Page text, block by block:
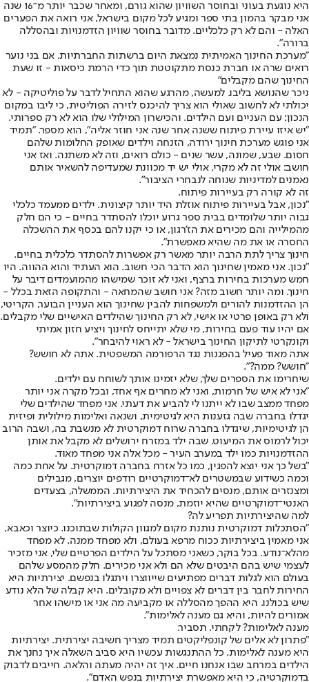
היא נוגעת בעוני ובחוסר השוויון שהוא גורם, ומאחר שכבר יותר מ־16 שנה
אני מבקר בהמון בתי ספר ומגיע לכל מקום בישראל, אני רואה את הפערים
האלה - והם לא רק כלכליים. מדובר בחוסר שוויון הזדמנויות ובהסללה
ברורה".
"מערכת החינוך האמיתית נמצאת היום ברשתות החברתיות. אם בני נוער
רואים שרה או חברת כנסת מתקוטטת תוך כדי הרמת כיסאות - זו שעת
החינוך שהם מקבלים"
ניכר שהנושא בליבו. למעשה, מהרגע שהוא התחיל לדבר על פוליטיקה - לא
יכולתי לא לחשוב שאולי הוא צריך להיכנס לזירה הפוליטית, כי ליבו במקום
הנכון: עם העניים ועם הילדים. והכישרון המילולי שלו הוא לא רק ספרותי.
"יש איזו עיירת פיתוח ששנה אחר שנה אני חוזר אליה", הוא מספר. "תמיד
אני פוגש מערכת חינוך ירודה, הזנחה וילדים שאופק החלומות שלהם
חסום. שבע, שמונה, עשר שנים - כולם רואים, וזה לא משתנה. ואז אני
חושב: אולי זה לא מקרי, אולי יש יד מכוונת שמעדיפה להשאיר אותם
נאמנים למדיניות שנוחה לנבחרי הציבור".
זה לא קורה רק בעיירות פיתוח.
"נכון, אבל בעיירות פיתוח אוזלת היד יותר קיצונית. ילדים ממעמד כלכלי
גבוה יותר שלומדים בבית ספר גרוע יוכלו להסתדר בחיים - כי הם חלק
מהמילייה והם מכירים את הז'רגון, או כי יקנו להם בכסף את ההשכלה
החסרה או את מה שהיא מאפשרת".
חינוך צריך לתת הרבה יותר מאשר רק אפשרות להסתדר כלכלית בחיים.
"נכון. אני מאמין שחינוך הוא הדבר הכי חשוב. הוא העתיד והוא ההווה. היו
חמש מערכות בחירות ברצף, ואני לא זוכר שמישהו מהמועמדים דיבר על
חינוך. ומה יותר חשוב מזה? אני חושב שהמחאה - והתקופה הזאת בכלל -
הן ההזדמנות להורים ולמשפחות להבין שחינוך הוא העניין הבוער, הקריטי,
ולא רק באופן פרטי או אישי, לא רק החינוך שהילדים האישיים שלי מקבלים.
אם יהיו עוד פעם בחירות, מי שלא יתייחס לחינוך ויציע חזון אמיתי
וקונקרטי לתיקון החינוך בישראל - לא ראוי להיבחר".
אתה מאוד פעיל בהפגנות נגד הרפורמה המשפטית. אתה לא חושש?
"חושש? ממה?".
שיחרימו את הספרים שלך, שלא יזמינו אותך לשוחח עם ילדים.
"אני לא איש של חרמות, ואני לא מחרים אף אחד, ובכל מקרה אני יותר
מפחד ממצב שבו לא ייתנו לי להביע את דעתי. אני מפחד שהילדים שלי
יגדלו בחברה שבה גזענות היא לגיטימית, ושנאה ואלימות מילולית ופיזית
הן לגיטימיות, שיגדלו בחברה שרוח דמוקרטית לא מנשבת בה, ושבה הרוב
יכול לרמוס את המיעוט. שבה ילד במזרח ירושלים לא מקבל את אותן
ההזדמנויות כמו ילד במערב העיר - מכל אלה אני מפחד מאוד.
"בשל כך אני יוצא להפגין, כמו כל אזרח בחברה דמוקרטית. על אחת כמה
וכמה כשידוע שבמשטרים לא־דמוקרטיים רודפים יוצרים, מגבילים
ומצנזרים אותם, מנסים להכחיד את היצירתיות. הממשלה, בצעדים
האנטי־דמוקרטיים שהיא יוזמת, מנסה לפגוע ביצירתיות".
למה שהיצירתיות תפריע לה?
"הסתכלות דמוקרטית נותנת מקום למגוון הקולות שבתוכנו. כיוצר וכאבא,
אני מאמין ביצירתיות ככוח מרפא בעולם, ולא מפחד ממנה. לא מפחד
מהלא־נודע. בכל בוקר, כשאני מסתכל על הילדים הפרטיים שלי, אני מזכיר
לעצמי שיש בהם היבטים שלא הם ולא אני מכירים. חלק מהמסע שלהם
בעולם הוא לגלות דברים מפתיעים שייווצרו ויתגלו בנפשם. יצירתיות היא
החירות לחבר בין דברים לא צפויים ולא מקובלים. היא קבלה של הלא נודע
שיש בכולנו. היא ההפך מהסללה או מקביעה מה אני או מישהו אחר
אמורים להיות, והיא גם מענה לאלימות".
מענה לאלימות? לקחתי. תסביר.
"פתרון לא אלים של קונפליקטים תמיד מצריך חשיבה יצירתית. יצירתיות
היא מענה לאלימות. כל ההתנגשות עכשיו היא סביב השאלה איך נחנך את
הילדים במרחב שבו אנחנו חיים. איך זה יהיה מעתה והלאה. חייבים לדבוק
בדמוקרטיה, כי היא מאפשרת יצירתיות בנפש האדם".